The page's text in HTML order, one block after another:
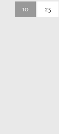
10 25